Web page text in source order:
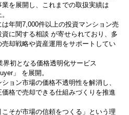
を展開し、これまでの取扱実績は
年間7,000件以上の投資マンション売
に関する相談 が寄せられており、多
売却戦略や資産運用をサポートしてい
界初となる価格透明化サービス
」 を展開。
ョン市場の価格不透明性を解消し、
格で売却できる仕組みづくりを推進
こそが市場の信頼をつくる」という理